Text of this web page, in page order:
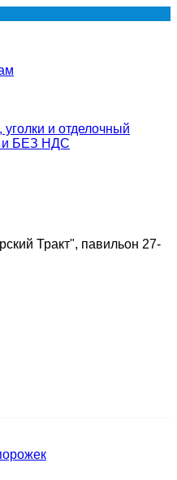
уголки и отделочный
и БЕЗ НДС
Тракт", павильон 27-